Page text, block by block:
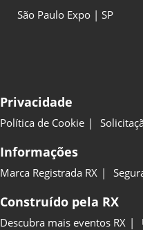
São Paulo Expo | SP
Privacidade
Política de Cookie
Informações
Marca Registrada RX
Construído pela RX
Descubra mais eventos RX